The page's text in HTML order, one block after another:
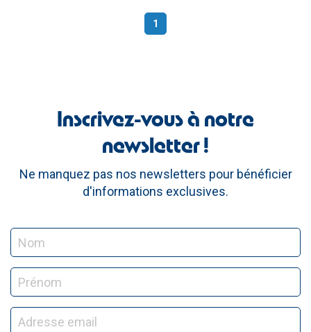
1(current)
Inscrivez-vous à notre
newsletter !
Ne manquez pas nos newsletters pour bénéficier
d'informations exclusives.